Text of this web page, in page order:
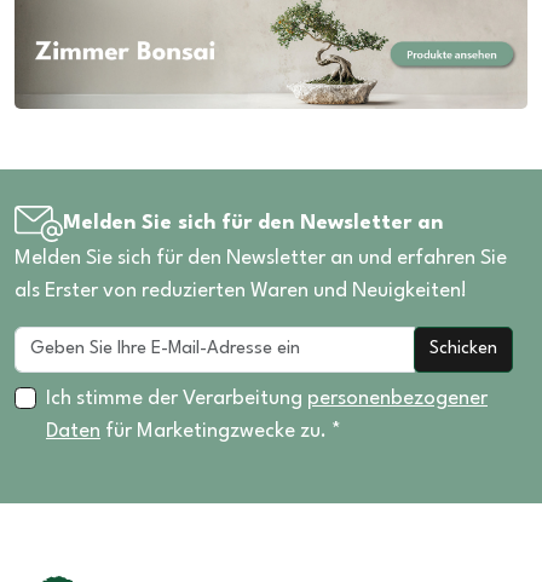
Melden Sie sich für den Newsletter an
Melden Sie sich für den Newsletter an und erfahren Sie
als Erster von reduzierten Waren und Neuigkeiten!
Schicken
Ich stimme der Verarbeitung personenbezogener
Daten für Marketingzwecke zu. *